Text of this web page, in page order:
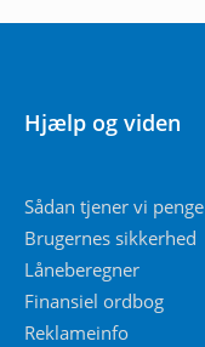
Hjælp og viden
Sådan tjener vi penge
Brugernes sikkerhed
Låneberegner
Finansiel ordbog
Reklameinfo